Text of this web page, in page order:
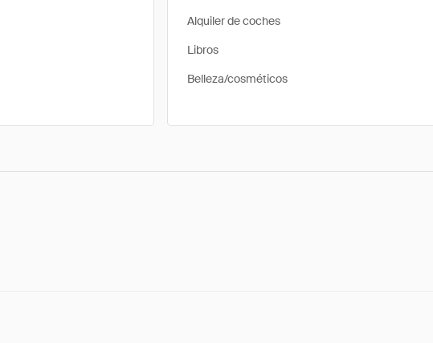
Alquiler de coches
Libros
Belleza/cosméticos